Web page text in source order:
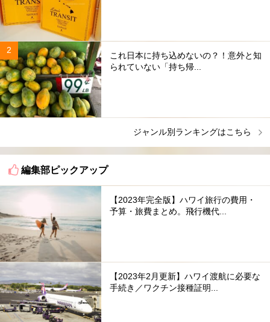
これ日本に持ち込めないの？！意外と知
られていない「持ち帰...
ジャンル別ランキングはこちら
編集部ピックアップ
【2023年完全版】ハワイ旅行の費用・
予算・旅費まとめ。飛行機代...
【2023年2月更新】ハワイ渡航に必要な
手続き／ワクチン接種証明...